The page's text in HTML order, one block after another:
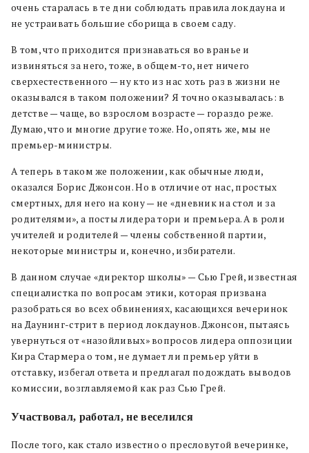
очень старалась в те дни соблюдать правила локдауна и
не устраивать большие сборища в своем саду.
В том, что приходится признаваться во вранье и
извиняться за него, тоже, в общем-то, нет ничего
сверхестественного — ну кто из нас хоть раз в жизни не
оказывался в таком положении? Я точно оказывалась: в
детстве — чаще, во взрослом возрасте — гораздо реже.
Думаю, что и многие другие тоже. Но, опять же, мы не
премьер-министры.
А теперь в таком же положении, как обычные люди,
оказался Борис Джонсон. Но в отличие от нас, простых
смертных, для него на кону — не «дневник на стол и за
родителями», а посты лидера тори и премьера. А в роли
учителей и родителей — члены собственной партии,
некоторые министры и, конечно, избиратели.
В данном случае «директор школы» — Сью Грей, известная
специалистка по вопросам этики, которая призвана
разобраться во всех обвинениях, касающихся вечеринок
на Даунинг-стрит в период локдаунов. Джонсон, пытаясь
увернуться от «назойливых» вопросов лидера оппозиции
Кира Стармера о том, не думает ли премьер уйти в
отставку, избегал ответа и предлагал подождать выводов
комиссии, возглавляемой как раз Сью Грей.
Участвовал, работал, не веселился
После того, как стало известно о пресловутой вечеринке,